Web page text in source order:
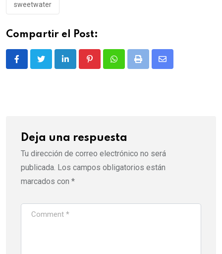
sweetwater
Compartir el Post:
LinkedIn PinterestWhatsappPrint
Share
Deja una respuesta
Tu dirección de correo electrónico no será
publicada. Los campos obligatorios están
marcados con *